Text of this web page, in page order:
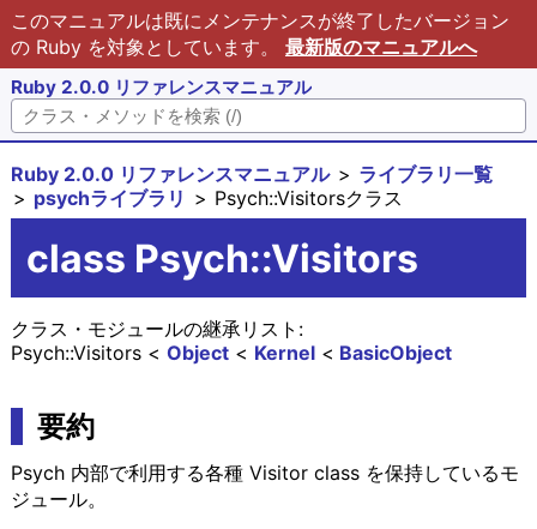
このマニュアルは既にメンテナンスが終了したバージョン
の Ruby を対象としています。 最新版のマニュアルへ
Ruby 2.0.0 リファレンスマニュアル
Ruby 2.0.0 リファレンスマニュアル
ライブラリ一覧
psychライブラリ
Psych::Visitorsクラス
class Psych::Visitors
クラス・モジュールの継承リスト:
BasicObject
Kernel
Object
Psych::Visitors
要約
Psych 内部で利用する各種 Visitor class を保持しているモ
ジュール。